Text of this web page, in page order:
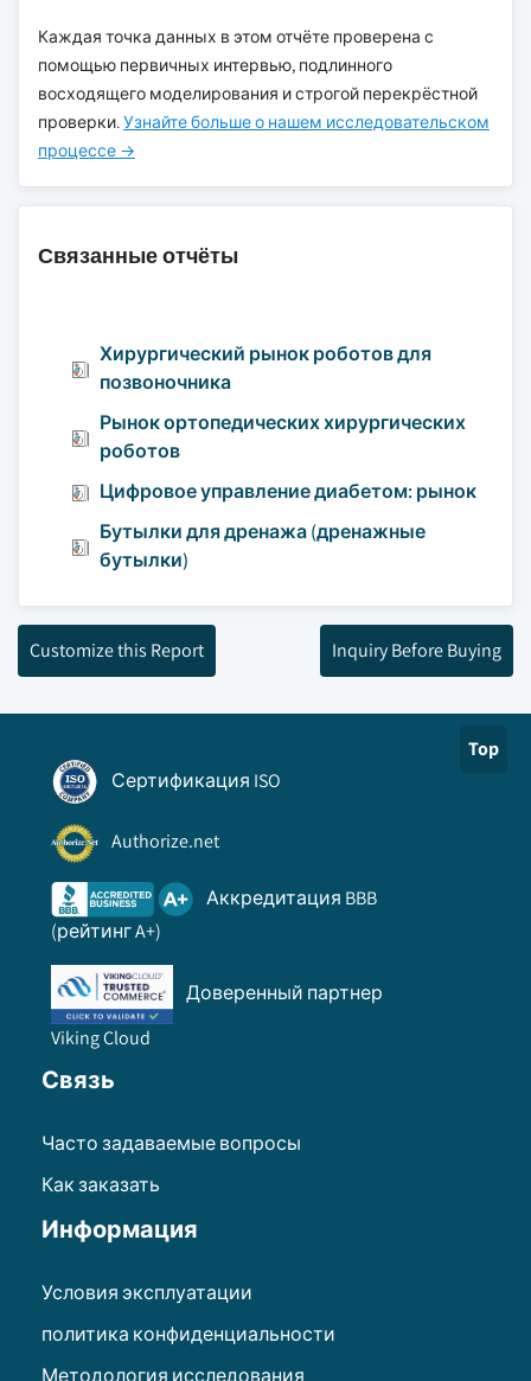
Каждая точка данных в этом отчёте проверена с
помощью первичных интервью, подлинного
восходящего моделирования и строгой перекрёстной
проверки.Узнайте больше о нашем исследовательском
процессе →
Связанные отчёты
Хирургический рынок роботов для
позвоночника
Рынок ортопедических хирургических
роботов
Цифровое управление диабетом: рынок
Бутылки для дренажа (дренажные
бутылки)
Customize this Report Inquiry Before Buying
Top
Сертификация ISO
Authorize.net
Аккредитация BBB
(рейтинг A+)
Доверенный партнер
Viking Cloud
Связь
Часто задаваемые вопросы
Как заказать
Информация
Условия эксплуатации
политика конфиденциальности